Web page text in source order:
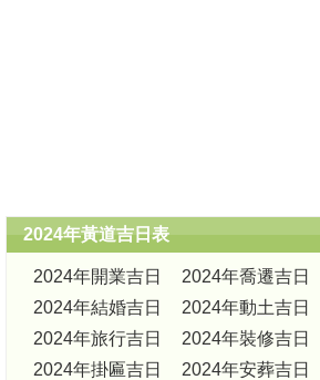
2024年黃道吉日表
2024年開業吉日 2024年喬遷吉日
2024年結婚吉日
2024年動土吉日
2024年旅行吉日
2024年裝修吉日
2024年掛匾吉日
2024年安葬吉日